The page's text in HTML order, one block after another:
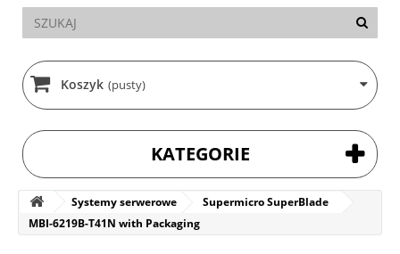
Koszyk (pusty)
KATEGORIE
Systemy serwerowe
Supermicro SuperBlade
MBI-6219B-T41N with Packaging